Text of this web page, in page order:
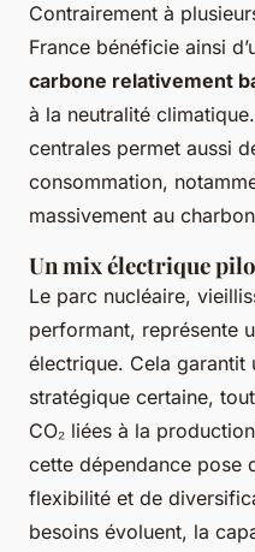
Contrairement à
France bénéficie ainsi
carbone relativement
à la neutralité
centrales permet aussi
consommation,
massivement au
Un mix électrique
Le parc nucléaire,
performant, représente
électrique. Cela garantit
stratégique certaine,
CO₂ liées à la
cette dépendance pose
flexibilité et de
besoins évoluent, la